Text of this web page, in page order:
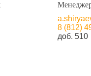
8 (812)
доб. 510